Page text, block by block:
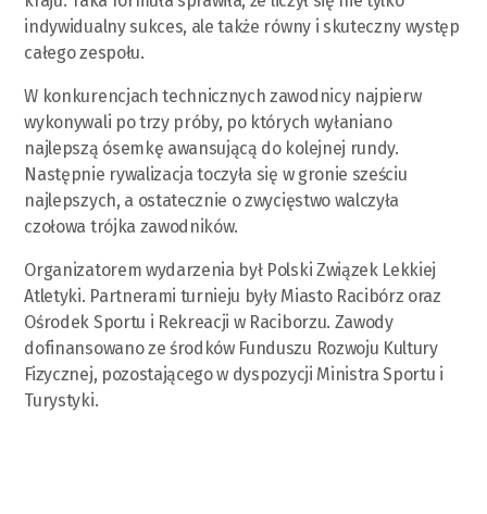
indywidualny sukces, ale także równy i skuteczny występ
całego zespołu.
W konkurencjach technicznych zawodnicy najpierw
wykonywali po trzy próby, po których wyłaniano
najlepszą ósemkę awansującą do kolejnej rundy.
Następnie rywalizacja toczyła się w gronie sześciu
najlepszych, a ostatecznie o zwycięstwo walczyła
czołowa trójka zawodników.
Organizatorem wydarzenia był Polski Związek Lekkiej
Atletyki. Partnerami turnieju były Miasto Racibórz oraz
Ośrodek Sportu i Rekreacji w Raciborzu. Zawody
dofinansowano ze środków Funduszu Rozwoju Kultury
Fizycznej, pozostającego w dyspozycji Ministra Sportu i
Turystyki.